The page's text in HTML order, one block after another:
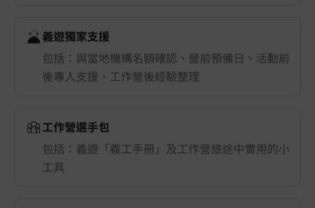
義遊獨家支援
包括：與當地機構名額確認、營前預備日、活動前
後專人支援、工作營後經驗整理
工作營選手包
包括：義遊「義工手冊」及工作營旅途中實用的小
工具